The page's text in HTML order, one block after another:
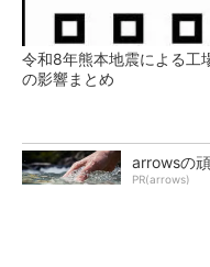
令和8年熊本地震による工
の影響まとめ
arrowsの
PR(arrows)